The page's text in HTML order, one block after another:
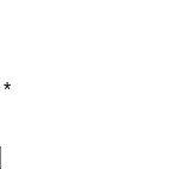
*Obligatorio